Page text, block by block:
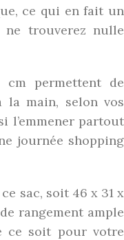
ce qui en fait un
trouverez nulle
cm permettent de
la main, selon vos
l’emmener partout
journée shopping
sac, soit 46 x 31 x
rangement ample
ce soit pour votre